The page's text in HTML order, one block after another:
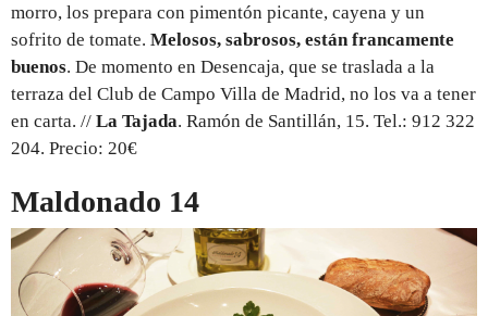
morro, los prepara con pimentón picante, cayena y un
sofrito de tomate. Melosos, sabrosos, están francamente
buenos. De momento en Desencaja, que se traslada a la
terraza del Club de Campo Villa de Madrid, no los va a tener
en carta. // La Tajada. Ramón de Santillán, 15. Tel.: 912 322
204. Precio: 20€
Maldonado 14